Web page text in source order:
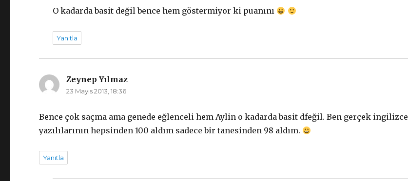
O kadarda basit değil bence hem göstermiyor ki puanını
Yanıtla
Zeynep Yılmaz
23 Mayıs 2013, 18:36
Bence çok saçma ama genede eğlenceli hem Aylin o kadarda basit dfeğil. Ben gerçek ingilizce
yazılılarının hepsinden 100 aldım sadece bir tanesinden 98 aldım.
Yanıtla